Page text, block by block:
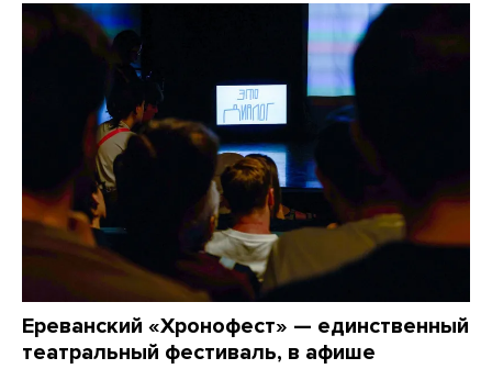
Ереванский «Хронофест» — единственный
театральный фестиваль, в афише